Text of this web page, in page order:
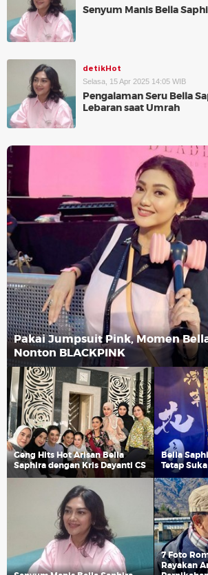
Senyum Manis Bella
detikHot
Selasa, 15 Apr 2025 14:05 WIB
Pengalaman Seru Bella
Lebaran saat Umrah
Pakai Jumpsuit Pink, Momen
Nonton BLACKPINK
Geng Hits Hot Arisan Bella
Saphira dengan Kris Dayanti CS
Bella
Tetap
7 Foto
Rayakan